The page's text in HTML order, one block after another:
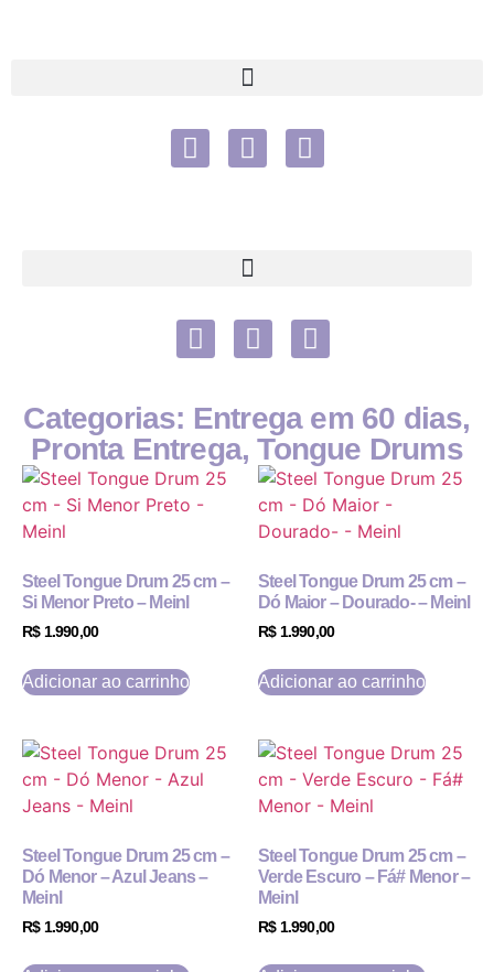
Categorias: Entrega em 60 dias,
Pronta Entrega,Tongue Drums
Steel Tongue Drum 25 cm –
Si Menor Preto – Meinl
R$1.990,00
Adicionar ao carrinho
Steel Tongue Drum 25 cm –
Dó Maior – Dourado- – Meinl
R$1.990,00
Adicionar ao carrinho
Steel Tongue Drum 25 cm –
Dó Menor – Azul Jeans –
Meinl
R$1.990,00
Steel Tongue Drum 25 cm –
Verde Escuro – Fá# Menor –
Meinl
R$1.990,00